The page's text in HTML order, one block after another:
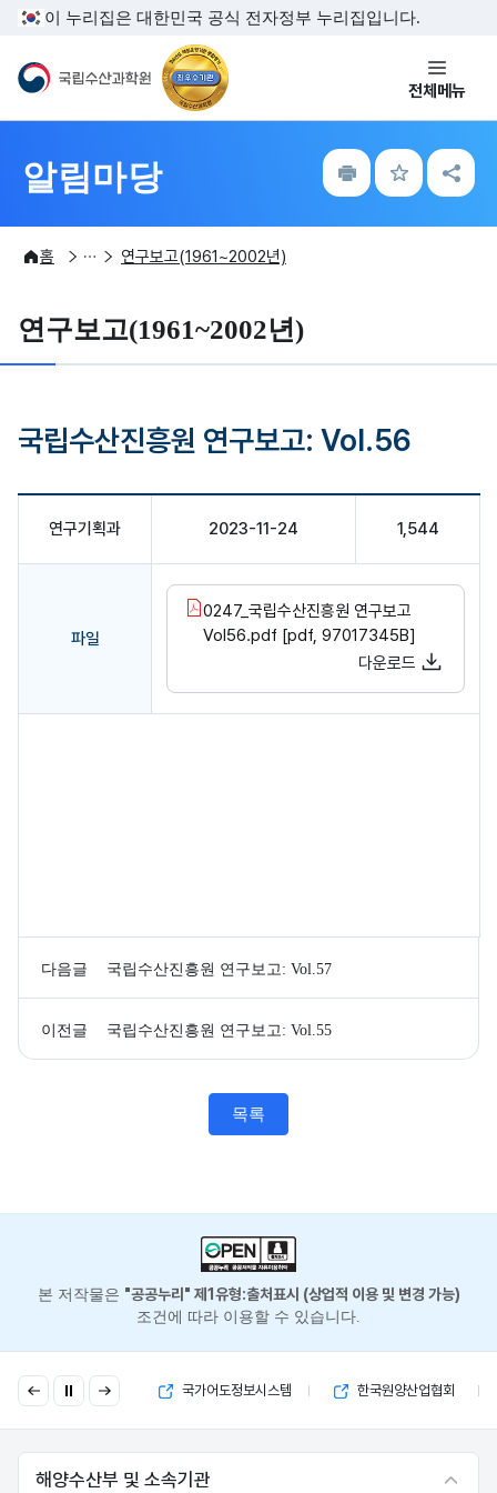
주메뉴 바로가기
본문내용 바로가기
이 누리집은 대한민국 공식 전자정부 누리집입니다.
국립수산과학원
전체메뉴
알림마당
인
쇄
즐
겨
공
유
홈
알림마당
간행물
기타자료 연구보고(1961~2002년)
연구보고(1961~2002년)
국립수산진흥원 연구보고: Vol.56
연구기획과 2023-11-24 1,544
파일
0247_국립수산진흥원 연구보고
Vol56.pdf [pdf, 97017345B]
다운로드
다음글 국립수산진흥원 연구보고: Vol.57
이전글 국립수산진흥원 연구보고: Vol.55
목록
본 저작물은 "공공누리" 제1유형:출처표시 (상업적 이용 및 변경 가능)
조건에 따라 이용할 수 있습니다.
이
다
국고보조금 부정수급 제보 국가어도정보시스템 한국원양산업협회
해양수산부 및 소속기관